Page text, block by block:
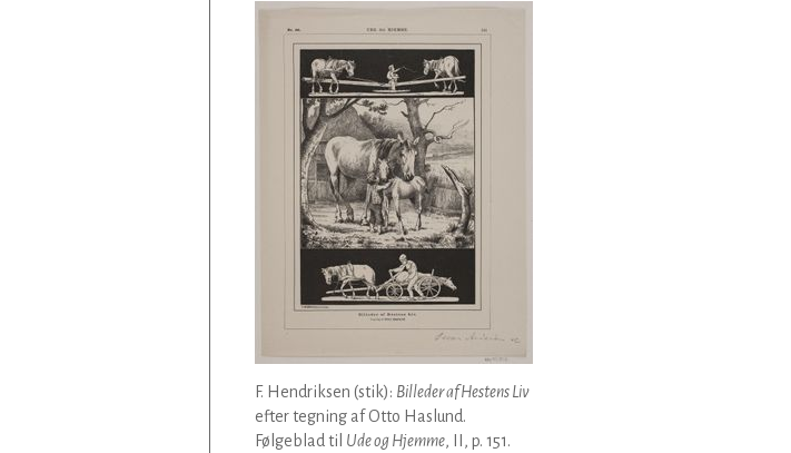
F. Hendriksen (stik): Billeder af Hestens Liv
efter tegning af Otto Haslund.
Følgeblad til Ude og Hjemme, II, p. 151.